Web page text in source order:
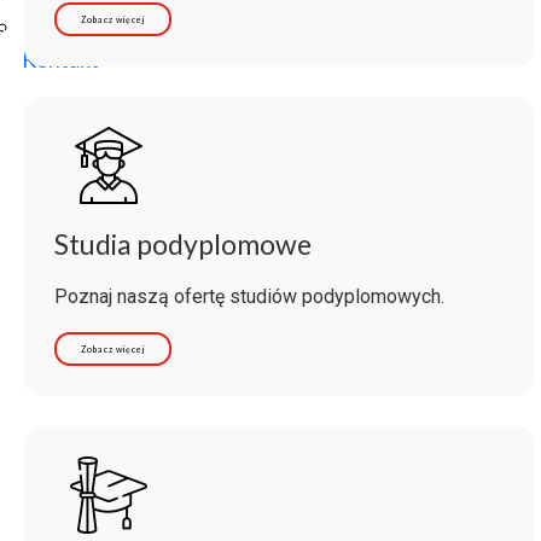
Poczta ibl.waw.pl
Kontakt
Zobacz więcej
Studia podyplomowe
Poznaj naszą ofertę studiów podyplomowych.
Zobacz więcej